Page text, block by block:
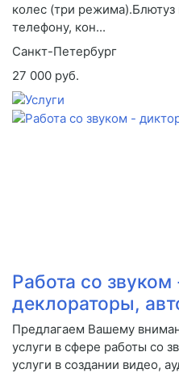
колес (три
телефону, кон...
Санкт-Петербург
27 000 руб.
Работа со
деклораторы,
Предлагаем Вашему
услуги в сфере работы со
услуги в создании видео,